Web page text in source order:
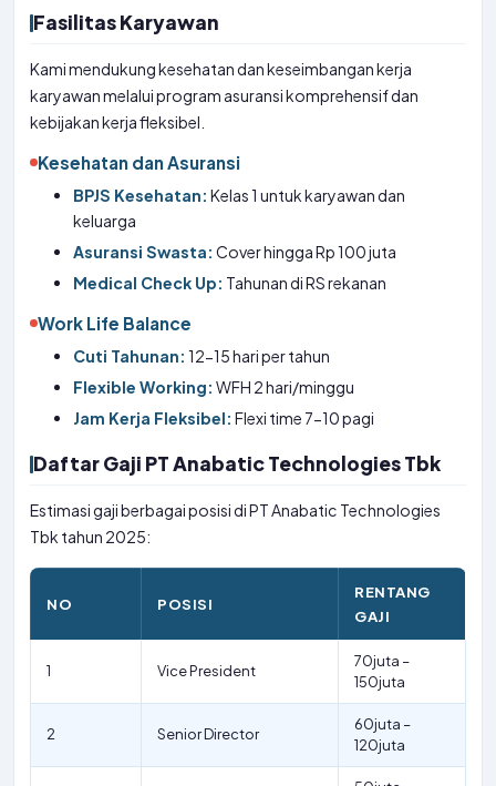
Fasilitas Karyawan
Kami mendukung kesehatan dan keseimbangan kerja
karyawan melalui program asuransi komprehensif dan
kebijakan kerja fleksibel.
Kesehatan dan Asuransi
BPJS Kesehatan: Kelas 1 untuk karyawan dan
keluarga
Asuransi Swasta: Cover hingga Rp 100 juta
Medical Check Up: Tahunan di RS rekanan
Work Life Balance
Cuti Tahunan: 12-15 hari per tahun
Flexible Working: WFH 2 hari/minggu
Jam Kerja Fleksibel: Flexi time 7-10 pagi
Daftar Gaji PT Anabatic Technologies Tbk
Estimasi gaji berbagai posisi di PT Anabatic Technologies
Tbk tahun 2025:
NO POSISI
RENTANG
GAJI
1 Vice President
70juta –
150juta
2 Senior Director
60juta –
120juta